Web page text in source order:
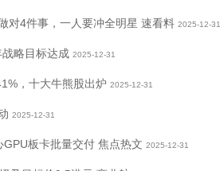
对4件事，一人要冲全明星 速看料 2025-12-31
战略目标达成 2025-12-31
，十大牛熊股出炉 2025-12-31
2025-12-31
板卡批量交付 焦点热文 2025-12-31